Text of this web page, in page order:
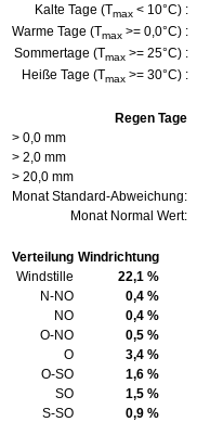
Kalte Tage (Tmax < 10°C) :
Warme Tage (Tmax >= 0,0°C) :
Sommertage (Tmax >= 25°C) :
Heiße Tage (Tmax >= 30°C) :
Regen Tage
> 0,0 mm
> 2,0 mm
> 20,0 mm
Monat Standard-Abweichung:
Monat Normal Wert:
Verteilung Windrichtung
Windstille
22,1 %
N-NO
0,4 %
NO
0,4 %
O-NO
0,5 %
O
3,4 %
O-SO
1,6 %
SO
1,5 %
S-SO
0,9 %